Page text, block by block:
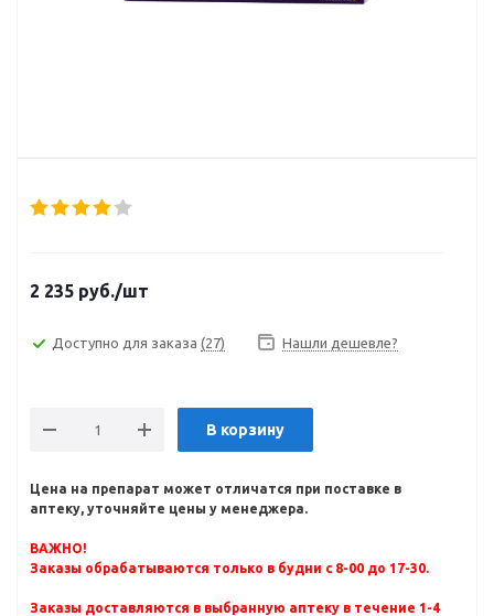
2 235 руб./шт
Доступно для заказа (27) Нашли дешевле?
В корзину
Цена на препарат может отличатся при поставке в
аптеку, уточняйте цены у менеджера.
ВАЖНО!
Заказы обрабатываются только в будни с 8-00 до 17-30.
Заказы доставляются в выбранную аптеку в течение 1-4